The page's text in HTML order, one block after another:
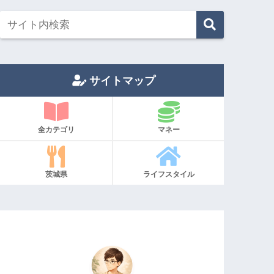
サイトマップ
全カテゴリ マネー
茨城県 ライフスタイル